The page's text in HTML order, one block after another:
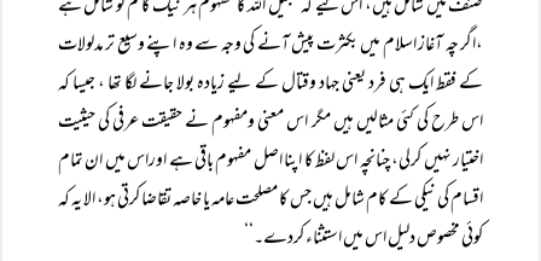
صنف میں شامل ہیں، اس لیے کہ سبیل اللہ کا مفہوم ہر نیک کا م کو شامل ہے
،اگر چہ آغاز اسلام میں بکثرت پیش آنے کی وجہ سے وہ اپنے وسیع تر مدلولات
کے فقط ایک ہی فرد یعنی جہاد وقتال کے لیے زیادہ بولا جانے لگا تھا ، جیسا کہ
اس طرح کی کئی مثالیں ہیں مگر اس معنی ومفہوم نے حقیقت عرفی کی حیثیت
اختیار نہیں کرلی، چنانچہ اس لفظ کا اپنا اصل مفہوم باقی ہے اوراس میں ان تمام
اقسام کی نیکی کے کام شامل ہیں جس کا مصلحت عامہ یا خاصہ تقاضا کرتی ہو، الا یہ کہ
کوئی مخصوص دلیل اس میں استثناء کردے۔‘‘